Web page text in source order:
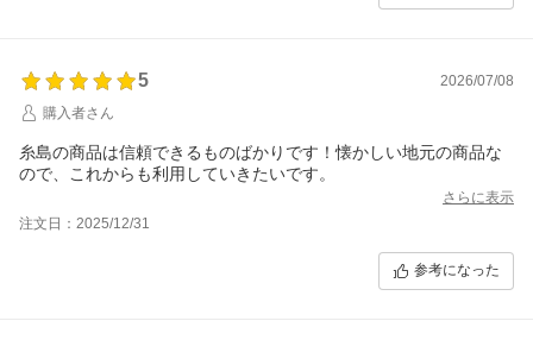
5
2026/07/08
購入者さん
糸島の商品は信頼できるものばかりです！懐かしい地元の商品な
ので、これからも利用していきたいです。
さらに表示
注文日：2025/12/31
参考になった